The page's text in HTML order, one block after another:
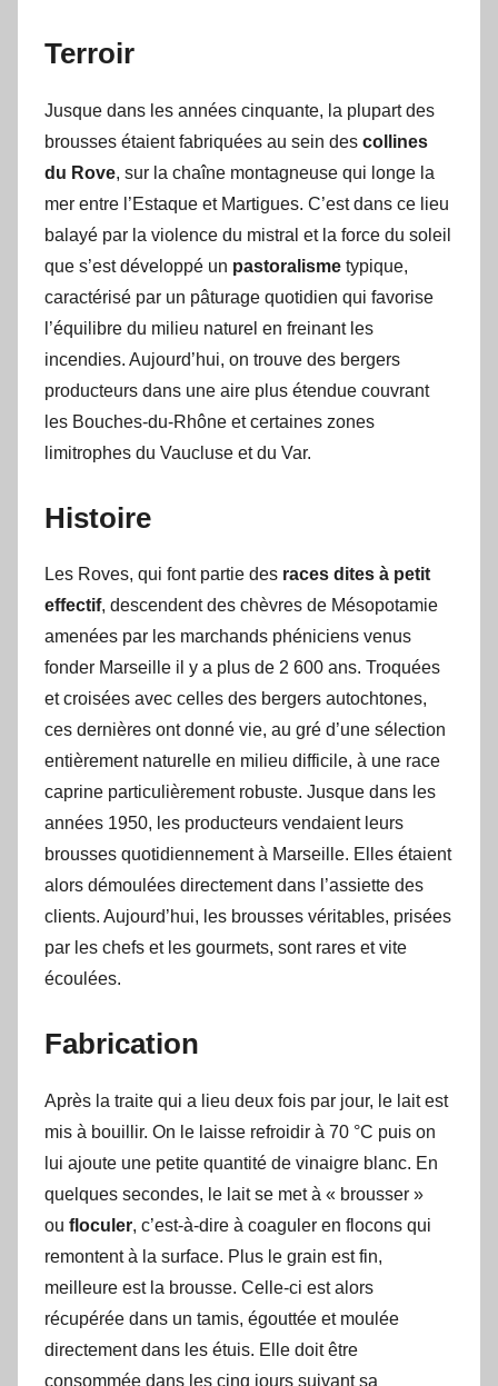
Terroir
Jusque dans les années cinquante, la plupart des
brousses étaient fabriquées au sein des collines
du Rove, sur la chaîne montagneuse qui longe la
mer entre l’Estaque et Martigues. C’est dans ce lieu
balayé par la violence du mistral et la force du soleil
que s’est développé un pastoralisme typique,
caractérisé par un pâturage quotidien qui favorise
l’équilibre du milieu naturel en freinant les
incendies. Aujourd’hui, on trouve des bergers
producteurs dans une aire plus étendue couvrant
les Bouches-du-Rhône et certaines zones
limitrophes du Vaucluse et du Var.
Histoire
Les Roves, qui font partie des races dites à petit
effectif, descendent des chèvres de Mésopotamie
amenées par les marchands phéniciens venus
fonder Marseille il y a plus de 2 600 ans. Troquées
et croisées avec celles des bergers autochtones,
ces dernières ont donné vie, au gré d’une sélection
entièrement naturelle en milieu difficile, à une race
caprine particulièrement robuste. Jusque dans les
années 1950, les producteurs vendaient leurs
brousses quotidiennement à Marseille. Elles étaient
alors démoulées directement dans l’assiette des
clients. Aujourd’hui, les brousses véritables, prisées
par les chefs et les gourmets, sont rares et vite
écoulées.
Fabrication
Après la traite qui a lieu deux fois par jour, le lait est
mis à bouillir. On le laisse refroidir à 70 °C puis on
lui ajoute une petite quantité de vinaigre blanc. En
quelques secondes, le lait se met à « brousser »
ou floculer, c’est-à-dire à coaguler en flocons qui
remontent à la surface. Plus le grain est fin,
meilleure est la brousse. Celle-ci est alors
récupérée dans un tamis, égouttée et moulée
directement dans les étuis. Elle doit être
consommée dans les cinq jours suivant sa